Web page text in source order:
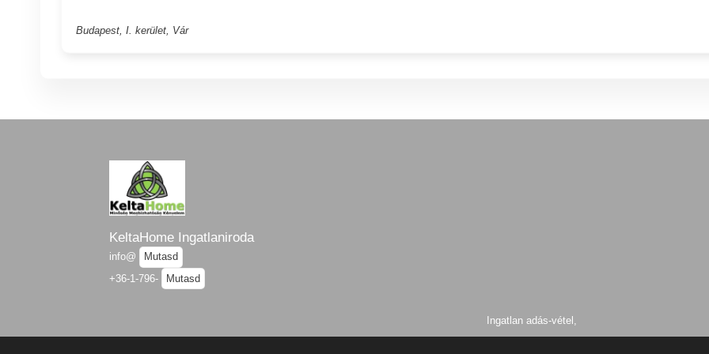
Budapest, I. kerület, Vár
KeltaHome Ingatlaniroda
info@
Mutasd
+36-1-796-
Mutasd
Ingatlan adás-vétel,